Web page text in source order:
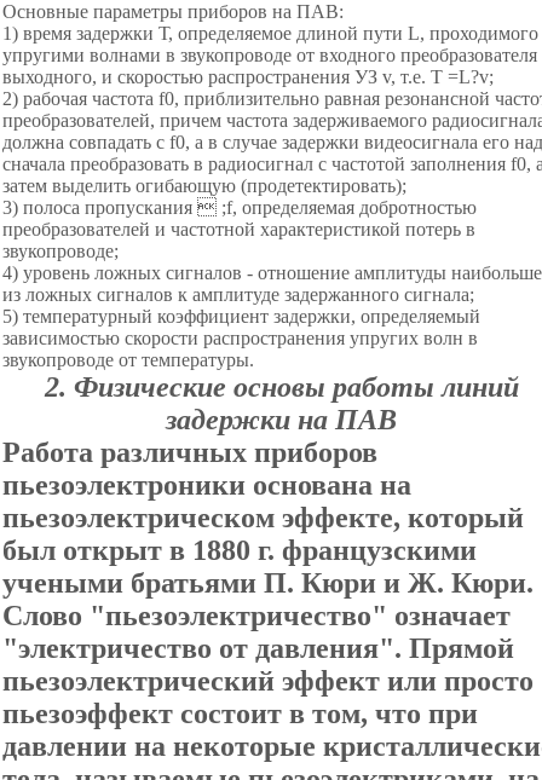
Основные параметры приборов на ПАВ:
1) время задержки Т, определяемое длиной пути L, проходимого
упругими волнами в звукопроводе от входного преобразователя
выходного, и скоростью распространения УЗ v, т.е. T =L?v;
2) рабочая частота f0, приблизительно равная резонансной
преобразователей, причем частота задерживаемого
должна совпадать с f0, а в случае задержки видеосигнала его
сначала преобразовать в радиосигнал с частотой заполнения f0,
затем выделить огибающую (продетектировать);
3) полоса пропускания  ;f, определяемая добротностью
преобразователей и частотной характеристикой потерь в
звукопроводе;
4) уровень ложных сигналов - отношение амплитуды
из ложных сигналов к амплитуде задержанного сигнала;
5) температурный коэффициент задержки, определяемый
зависимостью скорости распространения упругих волн в
звукопроводе от температуры.
2. Физические основы работы линий
задержки на ПАВ
Работа различных приборов
пьезоэлектроники основана на
пьезоэлектрическом эффекте, который
был открыт в 1880 г. французскими
учеными братьями П. Кюри и Ж. Кюри.
Слово "пьезоэлектричество" означает
"электричество от давления". Прямой
пьезоэлектрический эффект или просто
пьезоэффект состоит в том, что при
давлении на некоторые